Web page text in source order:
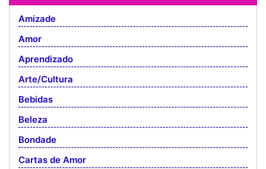
Amizade
Amor
Aprendizado
Arte/Cultura
Bebidas
Beleza
Bondade
Cartas de Amor